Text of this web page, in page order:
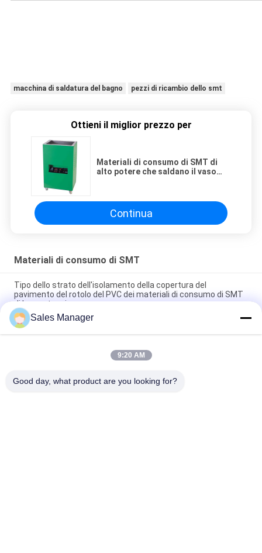
macchina di saldatura del bagno pezzi di ricambio dello smt
Ottieni il miglior prezzo per
Materiali di consumo di SMT di
alto potere che saldano il vaso
Continua
Materiali di consumo di SMT
Tipo dello strato dell'isolamento della copertura del
pavimento del rotolo del PVC dei materiali di consumo di SMT
di bassa tensione
Guanti statici 100% dei guanti dei materiali di consumo ESD di
SMT del cotone anti per elettronica
Materiali di consumo 618 di SMT di accuratezza 1 monitor
Sales Manager
9:20 AM
Good day, what product are you looking for?